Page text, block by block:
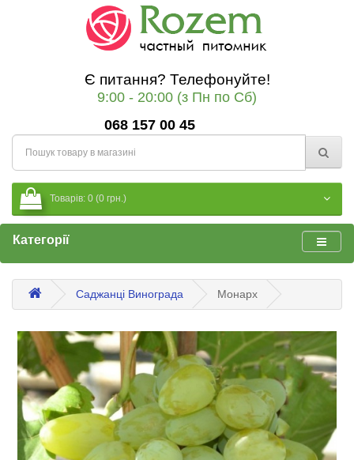
Є питання? Телефонуйте!
9:00 - 20:00 (з Пн по Сб)
068 157 00 45
Товарів: 0 (0 грн.)
Категорії
Саджанці Винограда Монарх